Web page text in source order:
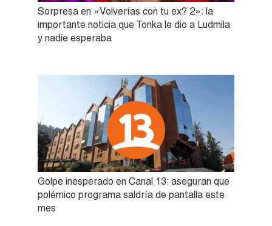
Sorpresa en «Volverías con tu ex? 2»: la
importante noticia que Tonka le dio a Ludmila
y nadie esperaba
Golpe inesperado en Canal 13: aseguran que
polémico programa saldría de pantalla este
mes